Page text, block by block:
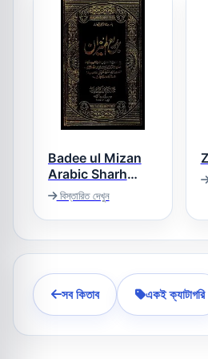
Badee ul Mizan
Arabic Sharh
Mizan ul Mantiq
بدیع المیزان
বিস্তারিত দেখুন
সব কিতাব একই ক্যাটাগরি